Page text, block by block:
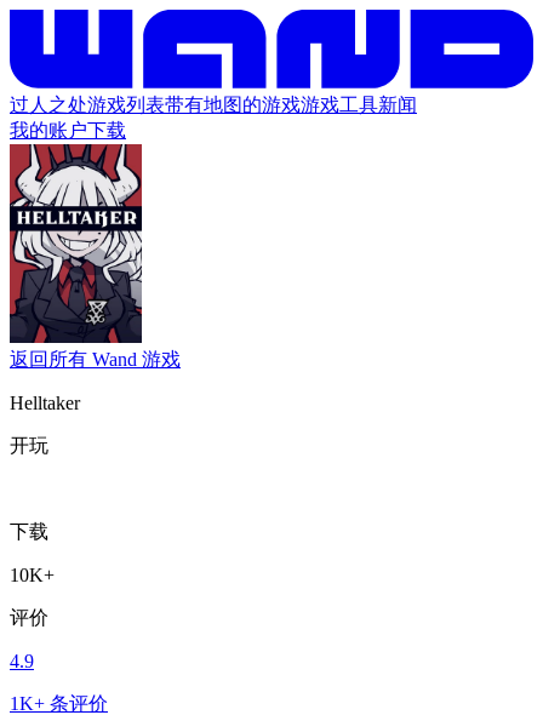
过人之处游戏列表带有地图的游戏游戏工具新闻
我的账户下载
返回所有 Wand 游戏
Helltaker
开玩
下载
10K+
评价
4.9
1K+ 条评价